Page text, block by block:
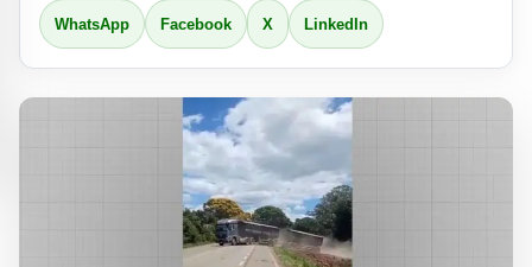
WhatsApp Facebook X LinkedIn